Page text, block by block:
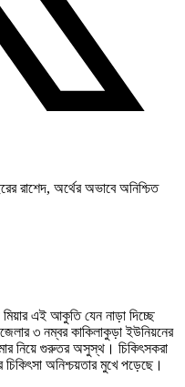
এই আকুতি যেন নাড়া দিচ্ছে
৩ নম্বর কাকিলাকুড়া ইউনিয়নের
নিয়ে গুরুতর অসুস্থ। চিকিৎসকরা
চিকিৎসা অনিশ্চয়তার মুখে পড়েছে।